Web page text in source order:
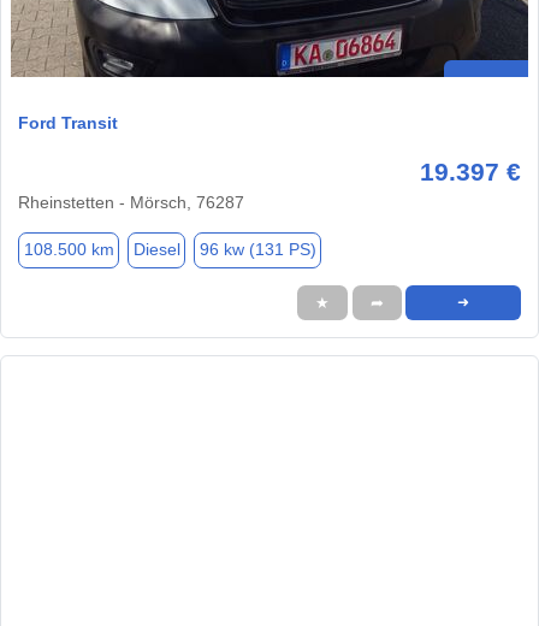
Ford Transit
19.397 €
Rheinstetten - Mörsch, 76287
108.500 km Diesel 96 kw (131 PS)
★ ➦ ➜